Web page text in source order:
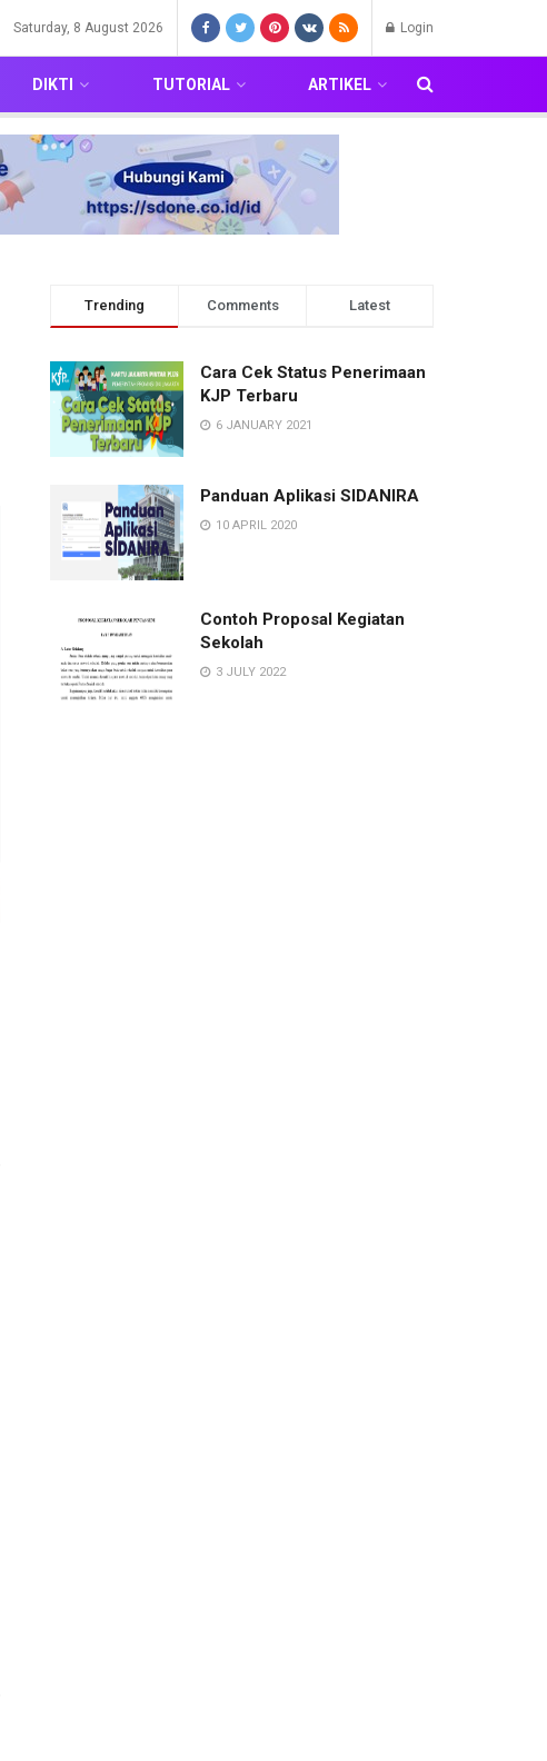
Saturday, 8 August 2026 Login
DIKTI TUTORIAL ARTIKEL
Trending Comments Latest
Cara Cek Status Penerimaan
KJP Terbaru
6 JANUARY 2021
Panduan Aplikasi SIDANIRA
10 APRIL 2020
Contoh Proposal Kegiatan
Sekolah
3 JULY 2022